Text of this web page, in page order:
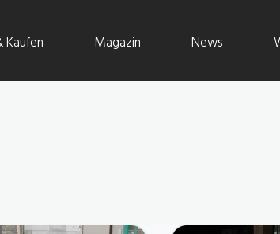
Kaufen Magazin News